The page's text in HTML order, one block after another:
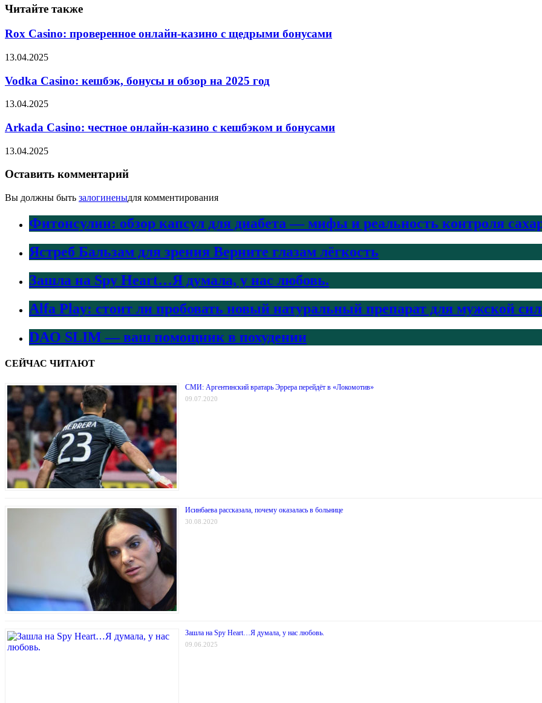
Читайте также
Rox Casino: проверенное онлайн-казино с щедрыми бонусами
13.04.2025
Vodka Casino: кешбэк, бонусы и обзор на 2025 год
13.04.2025
Arkada Casino: честное онлайн-казино с кешбэком и бонусами
13.04.2025
Оставить комментарий
Вы должны быть залогиненыдля комментирования
Фитонсулин: обзор капсул для диабета — мифы и реальность контроля
Ястреб Бальзам для зрения Верните глазам лёгкость
Зашла на Spy Heart…Я думала, у нас любовь.
Alfa Play: стоит ли пробовать новый натуральный препарат для мужской
DAO SLIM — ваш помощник в похудении
СЕЙЧАС ЧИТАЮТ
СМИ: Аргентинский вратарь Эррера перейдёт в «Локомотив»
09.07.2020
Исинбаева рассказала, почему оказалась в больнице
30.08.2020
Зашла на Spy Heart…Я думала, у нас любовь.
09.06.2025